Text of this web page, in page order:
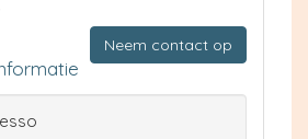
Neem contact op